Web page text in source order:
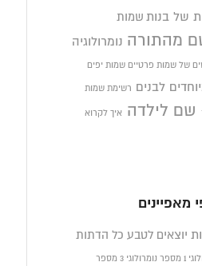
של בנות שמות
מהתורה נומרולוגיה
של שמות פרטיים שמות יפים
לבנים רשימת שמות
שם לילדה איך לקרוא
מאפיינים
יוצאים לטבע כל הדתות
1 מספר נומרולוגי 3 מספר